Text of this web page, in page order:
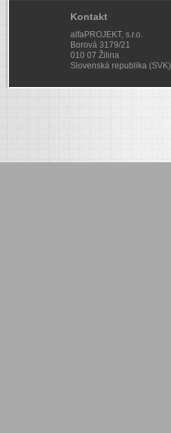
Kontakt
alfaPROJEKT, s.r.o.
Borová 3179/21
010 07 Žilina
Slovenská republika (SVK)